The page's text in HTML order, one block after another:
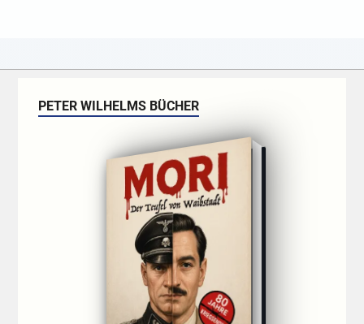
PETER WILHELMS BÜCHER